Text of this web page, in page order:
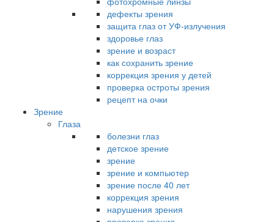
дефекты зрения
защита глаз от УФ-излучения
здоровье глаз
зрение и возраст
как сохранить зрение
коррекция зрения у детей
проверка остроты зрения
рецепт на очки
Зрение
Глаза
болезни глаз
детское зрение
зрение
зрение и компьютер
зрение после 40 лет
коррекция зрения
нарушения зрения